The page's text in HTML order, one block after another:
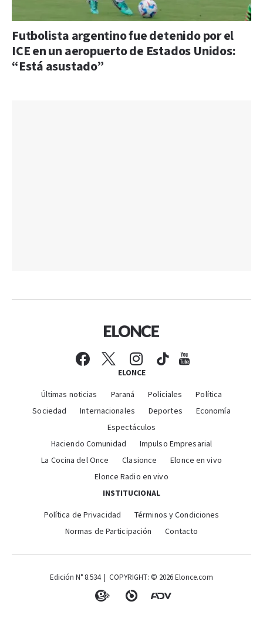
Futbolista argentino fue detenido por el
ICE en un aeropuerto de Estados Unidos:
“Está asustado”
ELONCE
Últimas noticias Paraná Policiales
Política
Sociedad
Internacionales Deportes
Economía
Espectáculos
Haciendo Comunidad
Impulso Empresarial
La Cocina del Once
Clasionce
Elonce en vivo
Elonce Radio en vivo
INSTITUCIONAL
Política de Privacidad
Términos y Condiciones
Normas de Participación
Contacto
Edición N° 8.534 | COPYRIGHT: © 2026 Elonce.com